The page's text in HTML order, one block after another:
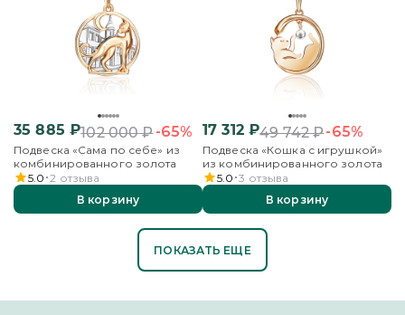
35 885 ₽102 000₽-65%
Подвеска «Сама по себе» из
комбинированного золота
5.0 2 отзыва
В корзину
17 312₽49 742₽-65%
Подвеска «Кошка с игрушкой»
из комбинированного золота
5.0 3 отзыва
В корзину
ПОКАЗАТЬ ЕЩЕ